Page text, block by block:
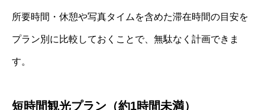
所要時間・休憩や写真タイムを含めた滞在時間の目安を
プラン別に比較しておくことで、無駄なく計画できま
す。
短時間観光プラン（約1時間未満）